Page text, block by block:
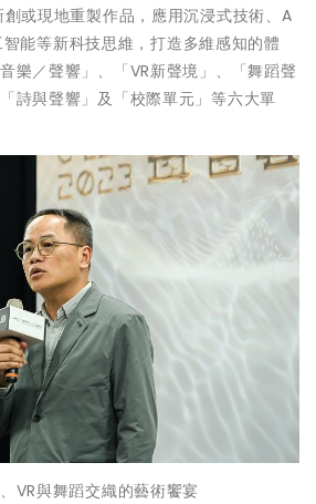
或現地重製作品，應用沉浸式技術、A
能等新科技思維，打造多維感知的體
樂／聲響」、「VR新聲境」、「舞蹈聲
詩與聲響」及「校際單元」等六大單
VR與舞蹈交織的藝術饗宴